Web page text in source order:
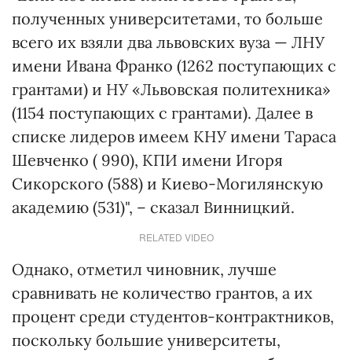
полученных университетами, то больше
всего их взяли два львовских вуза — ЛНУ
имени Ивана Франко (1262 поступающих с
грантами) и НУ «Львовская политехника»
(1154 поступающих с грантами). Далее в
списке лидеров имеем КНУ имени Тараса
Шевченко ( 990), КПИ имени Игоря
Сикорского (588) и Киево-Могилянскую
академию (531)", – сказал Винницкий.
RELATED VIDEO
Однако, отметил чиновник, лучше
сравнивать не количество грантов, а их
процент среди студентов-контрактников,
поскольку большие университеты,